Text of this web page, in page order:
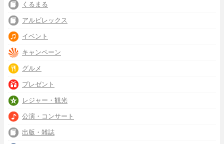
くるまる
アルビレックス
イベント
キャンペーン
グルメ
プレゼント
レジャー・観光
公演・コンサート
出版・雑誌